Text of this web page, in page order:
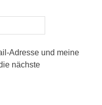
Adresse und meine
nächste